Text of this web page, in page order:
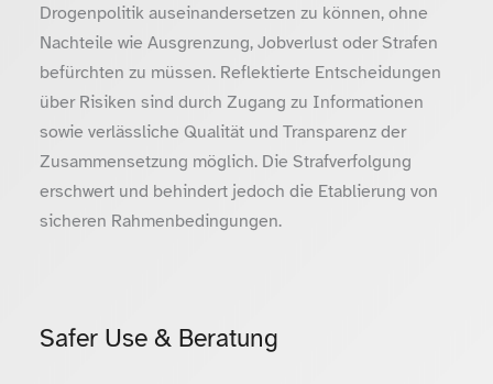
Drogenpolitik auseinandersetzen zu können, ohne
Nachteile wie Ausgrenzung, Jobverlust oder Strafen
befürchten zu müssen. Reflektierte Entscheidungen
über Risiken sind durch Zugang zu Informationen
sowie verlässliche Qualität und Transparenz der
Zusammensetzung möglich. Die Strafverfolgung
erschwert und behindert jedoch die Etablierung von
sicheren Rahmenbedingungen.
Safer Use & Beratung